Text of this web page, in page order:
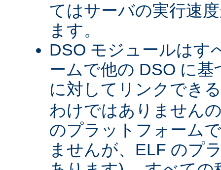
てはサーバの実行速
ます。
DSO モジュールはす
ームで他の DSO に
に対してリンクでき
わけではありません
のプラットフォーム
ませんが、ELF のプ